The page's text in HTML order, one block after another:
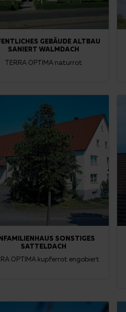
GEBÄUDE ALTBAU
SANIERT WALMDACH
TERRA OPTIMA naturrot
SONSTIGES
SATTELDACH
OPTIMA kupferrot engobiert